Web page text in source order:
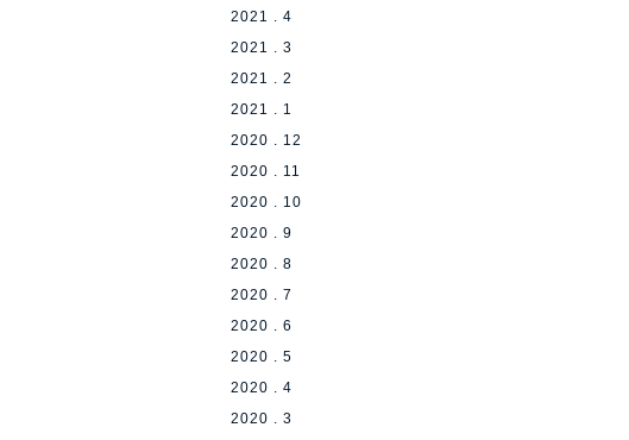
2021 . 4
2021 . 3
2021 . 2
2021 . 1
2020 . 12
2020 . 11
2020 . 10
2020 . 9
2020 . 8
2020 . 7
2020 . 6
2020 . 5
2020 . 4
2020 . 3